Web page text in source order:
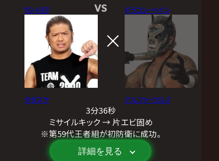
YO-HEY
タダスケ
VS ドラゴン・ベイン
アルファ・ウルフ
3分36秒
ミサイルキック → 片エビ固め
※第59代王者組が初防衛に成功。
詳細を見る